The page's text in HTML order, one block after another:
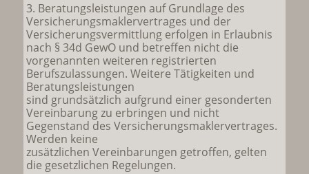
3. Beratungsleistungen auf Grundlage des
Versicherungsmaklervertrages und der
Versicherungsvermittlung erfolgen in Erlaubnis
nach § 34d GewO und betreffen nicht die
vorgenannten weiteren registrierten
Berufszulassungen. Weitere Tätigkeiten und
Beratungsleistungen
sind grundsätzlich aufgrund einer gesonderten
Vereinbarung zu erbringen und nicht
Gegenstand des Versicherungsmaklervertrages.
Werden keine
zusätzlichen Vereinbarungen getroffen, gelten
die gesetzlichen Regelungen.